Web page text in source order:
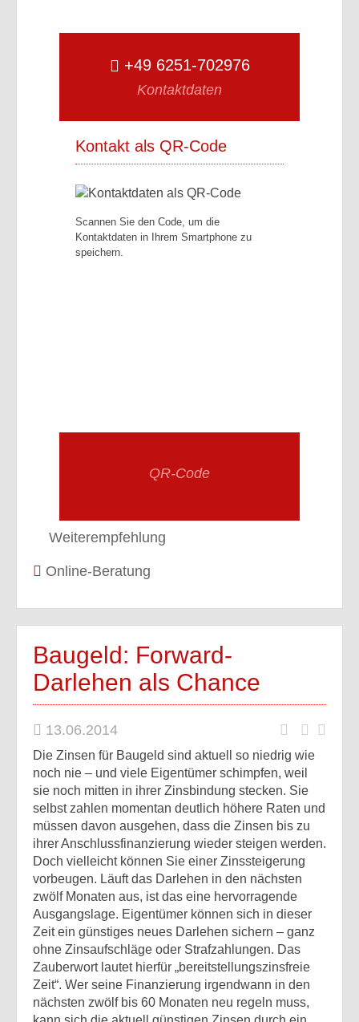
+49 6251-702976
Kontaktdaten
Kontakt als QR-Code
Scannen Sie den Code, um die
Kontaktdaten in Ihrem Smartphone zu
speichern.
QR-Code
Weiterempfehlung
Online-Beratung
Baugeld: Forward-
Darlehen als Chance
13.06.2014
Die Zinsen für Baugeld sind aktuell so niedrig wie
noch nie – und viele Eigentümer schimpfen, weil
sie noch mitten in ihrer Zinsbindung stecken. Sie
selbst zahlen momentan deutlich höhere Raten und
müssen davon ausgehen, dass die Zinsen bis zu
ihrer Anschlussfinanzierung wieder steigen werden.
Doch vielleicht können Sie einer Zinssteigerung
vorbeugen. Läuft das Darlehen in den nächsten
zwölf Monaten aus, ist das eine hervorragende
Ausgangslage. Eigentümer können sich in dieser
Zeit ein günstiges neues Darlehen sichern – ganz
ohne Zinsaufschläge oder Strafzahlungen. Das
Zauberwort lautet hierfür „bereitstellungszinsfreie
Zeit“. Wer seine Finanzierung irgendwann in den
nächsten zwölf bis 60 Monaten neu regeln muss,